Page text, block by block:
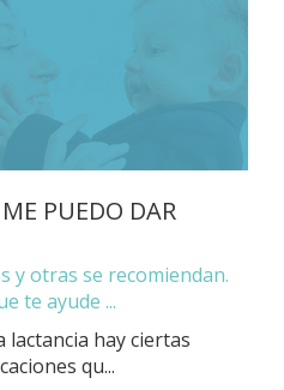
PUEDO DAR
y otras se recomiendan.
te ayude ...
lactancia hay ciertas
qu...